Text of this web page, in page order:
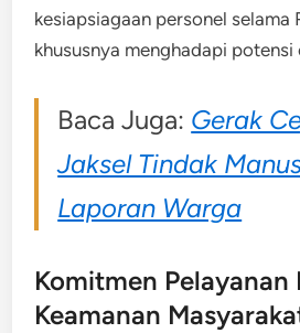
kesiapsiagaan personel selama
khususnya menghadapi potensi
Baca Juga: Gerak
Jaksel Tindak
Laporan Warga
Komitmen Pelayanan
Keamanan